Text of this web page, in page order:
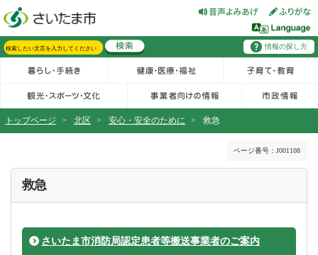
情報の探し方
トップページ > 北区 > 安心・安全のために > 救急
ページ番号：J001108
救急
さいたま市消防局認定患者等搬送事業者のご案内